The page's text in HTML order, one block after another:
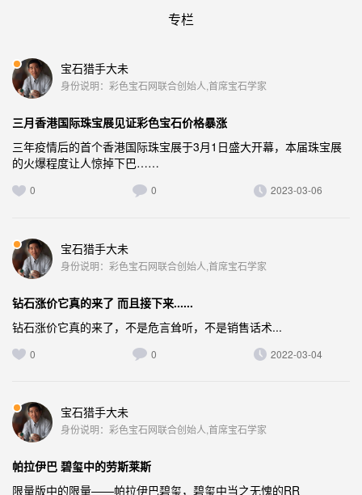
专栏
宝石猎手大未
身份说明：彩色宝石网联合创始人,首席宝石学家
三月香港国际珠宝展见证彩色宝石价格暴涨
三年疫情后的首个香港国际珠宝展于3月1日盛大开幕，本届珠宝展
的火爆程度让人惊掉下巴……
0 0 2023-03-06
宝石猎手大未
身份说明：彩色宝石网联合创始人,首席宝石学家
钻石涨价它真的来了 而且接下来......
钻石涨价它真的来了，不是危言耸听，不是销售话术...
0 0 2022-03-04
宝石猎手大未
身份说明：彩色宝石网联合创始人,首席宝石学家
帕拉伊巴 碧玺中的劳斯莱斯
限量版中的限量——帕拉伊巴碧玺，碧玺中当之无愧的RR